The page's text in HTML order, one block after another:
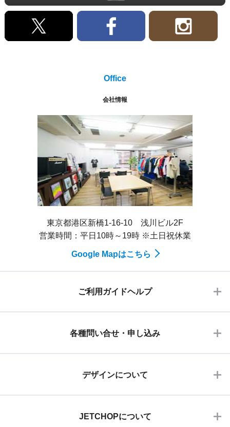
Office
会社情報
東京都港区新橋1-16-10 浅川ビル2F
営業時間：平日10時～19時 ※土日祝休業
Google Mapはこちら
ご利用ガイドヘルプ
各種問い合せ・申し込み
デザインについて
JETCHOPについて